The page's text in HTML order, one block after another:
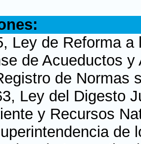
Ley de Reforma
de Acueductos
de Normas
Ley del Digesto
y Recursos
de